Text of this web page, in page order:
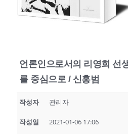
언론인으로서의 리영희 선
를 중심으로 / 신홍범
작성자 관리자
작성일 2021-01-06 17:06